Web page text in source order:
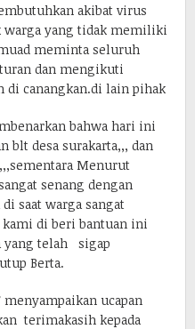
akibat virus
warga yang tidak memiliki
meminta seluruh
dan mengikuti
di canangkan.di lain pihak
bahwa hari ini
blt desa surakarta,,, dan
Menurut
senang dengan
saat warga sangat
di beri bantuan ini
yang telah sigap
Berta.
ucapan
terimakasih kepada